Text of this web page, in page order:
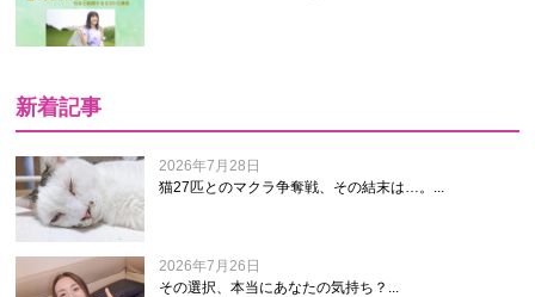
新着記事
2026年7月28日
猫27匹とのマクラ争奪戦、その結末は…。...
2026年7月26日
その選択、本当にあなたの気持ち？...